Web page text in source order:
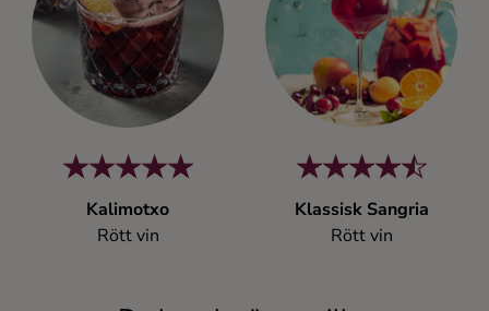
Kalimotxo
Rött vin
Klassisk Sangria
Rött vin